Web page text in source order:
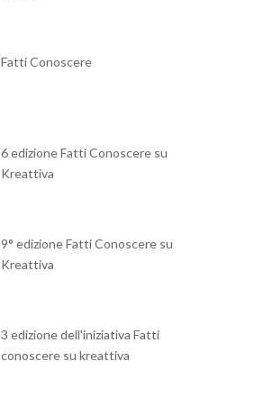
Fatti Conoscere
6 edizione Fatti Conoscere su
Kreattiva
9° edizione Fatti Conoscere su
Kreattiva
3 edizione dell'iniziativa Fatti
conoscere su kreattiva